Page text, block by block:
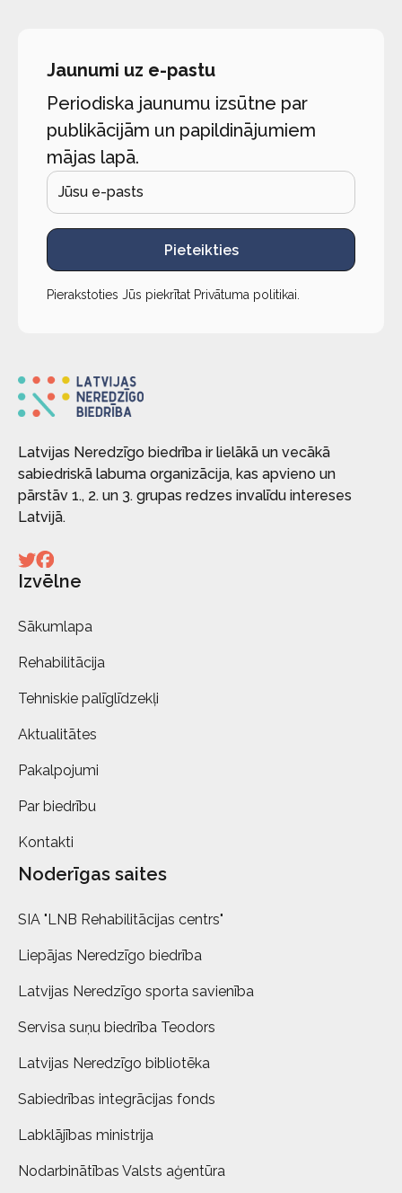
Jaunumi uz e-pastu
Periodiska jaunumu izsūtne par
publikācijām un papildinājumiem
mājas lapā.
Pieteikties
Pierakstoties Jūs piekrītat Privātuma politikai
Latvijas Neredzīgo biedrība ir lielākā un vecākā
sabiedriskā labuma organizācija, kas apvieno un
pārstāv 1., 2. un 3. grupas redzes invalīdu intereses
Latvijā.
Izvēlne
Sākumlapa
Rehabilitācija
Tehniskie palīglīdzekļi
Aktualitātes
Pakalpojumi
Par biedrību
Kontakti
Noderīgas saites
SIA "LNB Rehabilitācijas centrs"
Liepājas Neredzīgo biedrība
Latvijas Neredzīgo sporta savienība
Servisa suņu biedrība Teodors
Latvijas Neredzīgo bibliotēka
Sabiedrības integrācijas fonds
Labklājības ministrija
Nodarbinātības Valsts aģentūra